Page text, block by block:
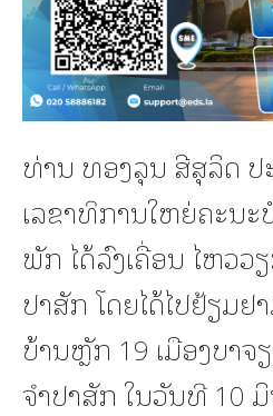
ທ່ານ ທອງລຸນ ສີສຸລິດ ປ
ເລຂາທິການໃຫຍ່ຄະນ
ພັກ ໄດ້ລົງເຄື່ອນ ໄຫວວ
ປາສັກ ໂດຍໄດ້ໄປຢ້ຽມ
ບ້ານຫຼັກ 19 ເມືອງບາຈ
ຈໍາປາສັກ ໃນວັນທີ 10